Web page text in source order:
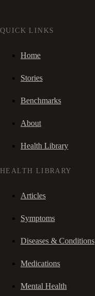
QUICK LINKS
Home
Stories
Benchmarks
About
Health Library
HEALTH LIBRARY
Articles
Symptoms
Diseases & Conditions
Medications
Mental Health